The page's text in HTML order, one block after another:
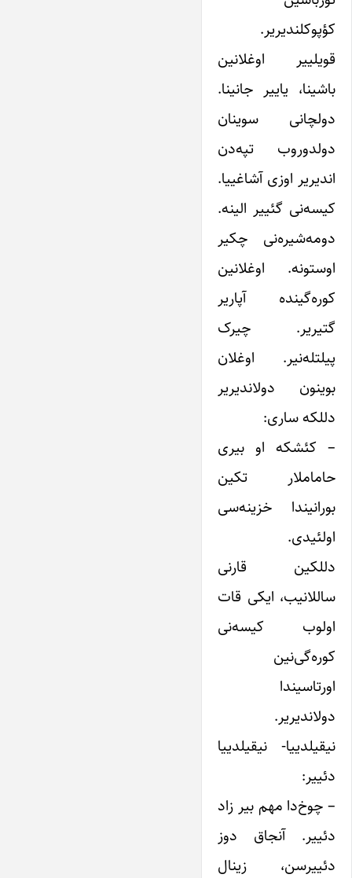
کؤپوکلندیریر.
قویلییر اوغلانین
باشینا، یاییر جانینا.
دولچانی سوینان
دولدوروب تپه‌دن
اندیریر اوزی آشاغییا.
کیسه‌نی گئییر الینه.
دومه‌شیره‌نی چکیر
اوستونه. اوغلانین
کوره‌گینده آپاریر
گتیریر. چیرک
پیلتله‌نیر. اوغلان
بوینون دولاندیریر
دللکه ساری:
– کئشکه او بیری
حاماملار تکین
بورانیندا خزینه‌سی
اولئیدی.
دللکین قارنی
ساللانیب، ایکی قات
اولوب کیسه‌نی
کوره‌گی‌نین
اورتاسیندا
دولاندیریر.
نیقیلدییا- نیقیلدییا
دئییر:
– چوخ‌دا مهم بیر زاد
دئییر. آنجاق دوز
دئییرسن، زینال